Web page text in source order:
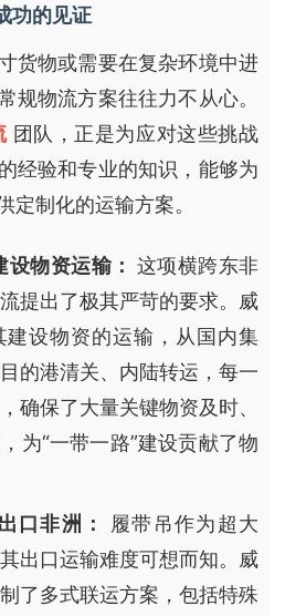
功的见证
货物或需要在复杂环境中进
规物流方案往往力不从心。
团队，正是为应对这些挑战
经验和专业的知识，能够为
定制化的运输方案。
物资运输： 这项横跨东非
提出了极其严苛的要求。威
建设物资的运输，从国内集
的港清关、内陆转运，每一
确保了大量关键物资及时、
为“一带一路”建设贡献了物
口非洲： 履带吊作为超大
出口运输难度可想而知。威
了多式联运方案，包括特殊